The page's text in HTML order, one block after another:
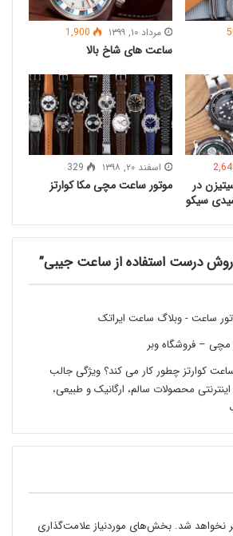
جیبیبا جین و یا شلوار
کمرهای نزدیک قفل کنید، زنجیر را
ساعت را به راحتی چک کنید.
خانماز استفاده از ساعت
مرداد ۱۰, ۱۳۹۹ 1,900
ساعت های شاخ بالا
در
سیکو
اسفند ۲۰, ۱۳۹۸ 329
موتور ساعت مچی مکا کوارتز
ساعت - وبلاگ ساعت ایراتک
– فروشگاه وبر
کوارتز چطور کار می کند؟ ویژگی جالب
محصولات سالم، ارگانیک و طبیعی،
نخواهد شد. بخش‌های موردنیاز علامت‌گذاری